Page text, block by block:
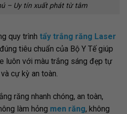
– Uy tín xuất phát từ tâm
quy trình tẩy trắng răng Laser
tiêu chuẩn của Bộ Y Tế giúp
luôn với màu trắng sáng đẹp tự
cự kỳ an toàn.
răng nhanh chóng, an toàn,
làm hỏng men răng, không